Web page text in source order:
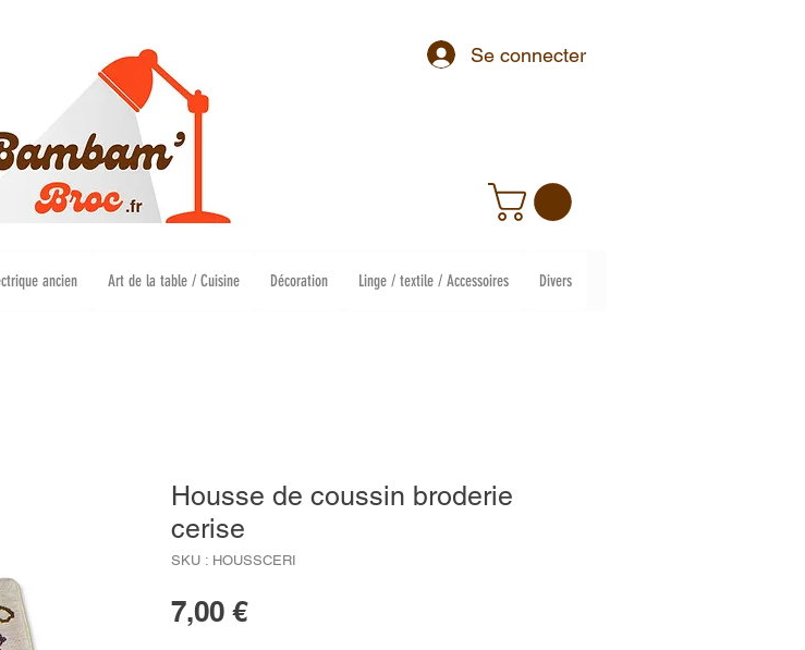
Se connecter
ancien Art de la table / Cuisine Décoration Linge / textile / Accessoires Divers
Housse de coussin broderie
cerise
SKU : HOUSSCERI
7,00 €Prix